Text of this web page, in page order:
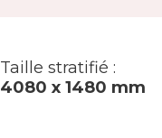
Taille stratifié :
4080 x 1480 mm